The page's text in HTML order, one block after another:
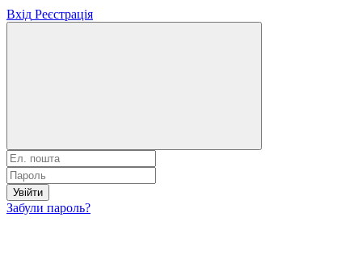
Вхід Реєстрація
Увійти
Забули пароль?